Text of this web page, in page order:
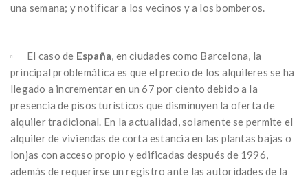
una semana; y notificar a los vecinos y a los bomberos.
El caso de España, en ciudades como Barcelona, la
principal problemática es que el precio de los alquileres se ha
llegado a incrementar en un 67 por ciento debido a la
presencia de pisos turísticos que disminuyen la oferta de
alquiler tradicional. En la actualidad, solamente se permite el
alquiler de viviendas de corta estancia en las plantas bajas o
lonjas con acceso propio y edificadas después de 1996,
además de requerirse un registro ante las autoridades de la